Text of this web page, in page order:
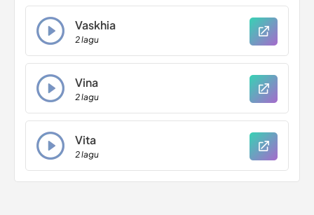
Vaskhia
2 lagu
Vina
2 lagu
Vita
2 lagu